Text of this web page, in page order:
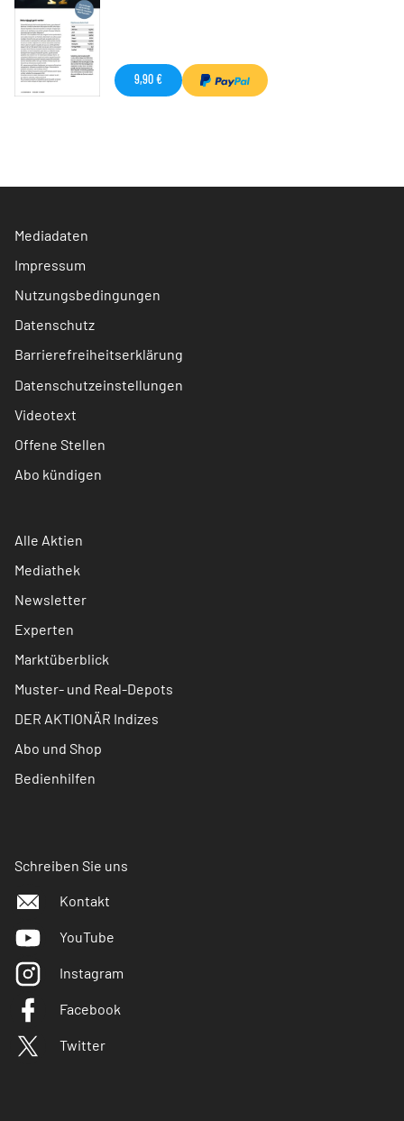
9,90 €
Mediadaten
Impressum
Nutzungsbedingungen
Datenschutz
Barrierefreiheitserklärung
Datenschutzeinstellungen
Videotext
Offene Stellen
Abo kündigen
Alle Aktien
Mediathek
Newsletter
Experten
Marktüberblick
Muster- und Real-Depots
DER AKTIONÄR Indizes
Abo und Shop
Bedienhilfen
Schreiben Sie uns
Kontakt
YouTube
Instagram
Facebook
Twitter